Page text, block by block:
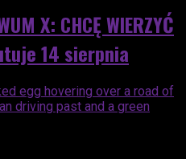
X: CHCĘ WIERZYĆ
14 sierpnia